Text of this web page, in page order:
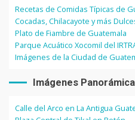
Recetas de Comidas Típicas de
Cocadas, Chilacayote y más
Plato de Fiambre de Guatemala
Parque Acuático Xocomil del
Imágenes de la Ciudad de
Imágenes
Calle del Arco en La Antigua